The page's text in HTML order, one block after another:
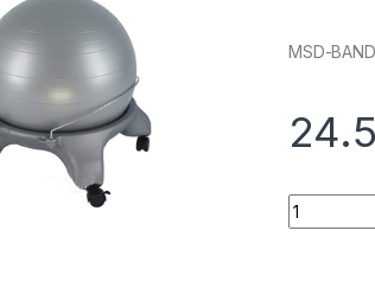
MSD-
Quantity